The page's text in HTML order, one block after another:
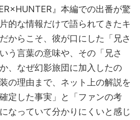
』本編での出番が驚
的な情報だけで語られてきたキ
からこそ、彼が口にした「兄さ
う言葉の意味や、その「兄さ
、なぜ幻影旅団に加入したの
の理由まで、ネット上の解説を
定した事実」と「ファンの考
なっていて分かりにくいと感じ